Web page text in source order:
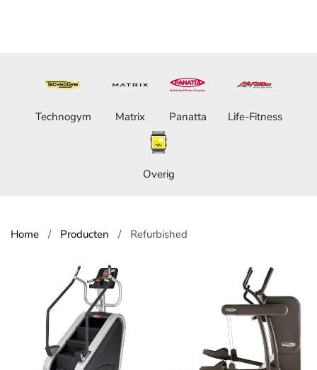
Technogym Matrix Panatta Life-Fitness
Overig
Home Producten Refurbished